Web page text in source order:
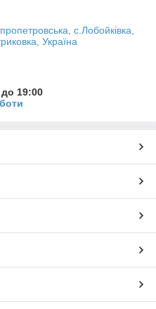
с.Лобойківка,
Україна
19:00